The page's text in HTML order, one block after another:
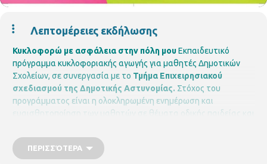
Λεπτομέρειες εκδήλωσης
Κυκλοφορώ με ασφάλεια στην πόλη μουΕκπαιδευτικό
πρόγραμμα κυκλοφοριακής αγωγής για μαθητές Δημοτικών
Σχολείων, σε συνεργασία με το Τμήμα Επιχειρησιακού
σχεδιασμού της Δημοτικής Αστυνομίας. Στόχος του
προγράμματος είναι η ολοκληρωμένη ενημέρωση και
ευαισθητοποίηση των μαθητών σε θέματα οδικής παιδείας και
πρόγραμμα επιμελούνται & παρουσιάζουν οι
Αστυνομικοί Γκουτίδου Κωνσταντίνα & Ταχτεβρενίδου
ΠΕΡΙΣΣΌΤΕΡΑ